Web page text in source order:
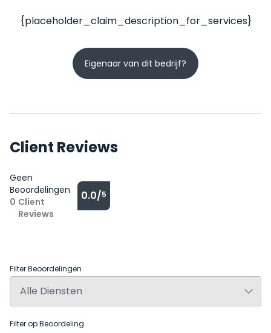
{placeholder_claim_description_for_services}
Eigenaar van dit bedrijf?
Client Reviews
Geen
Beoordelingen
0 Client
Reviews
0.0/5
Filter Beoordelingen
Filter op Beoordeling